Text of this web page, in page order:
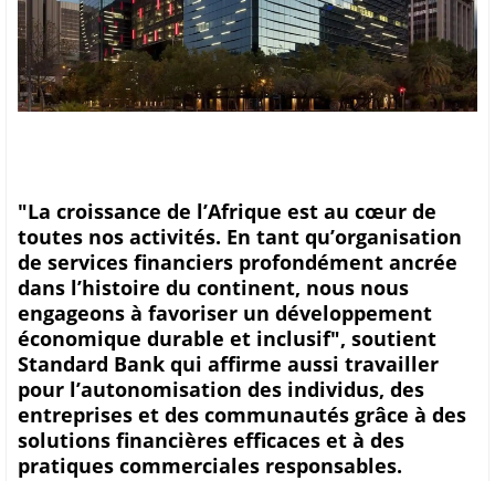
"La croissance de l’Afrique est au cœur de
toutes nos activités. En tant qu’organisation
de services financiers profondément ancrée
dans l’histoire du continent, nous nous
engageons à favoriser un développement
économique durable et inclusif", soutient
Standard Bank qui affirme aussi travailler
pour l’autonomisation des individus, des
entreprises et des communautés grâce à des
solutions financières efficaces et à des
pratiques commerciales responsables.